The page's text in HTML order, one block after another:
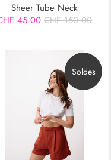
Sheer Tube Neck
45.00 CHF 150.00
Soldes